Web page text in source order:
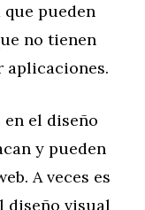
pueden
no tienen
aplicaciones.
en el diseño
y pueden
A veces es
diseño visual